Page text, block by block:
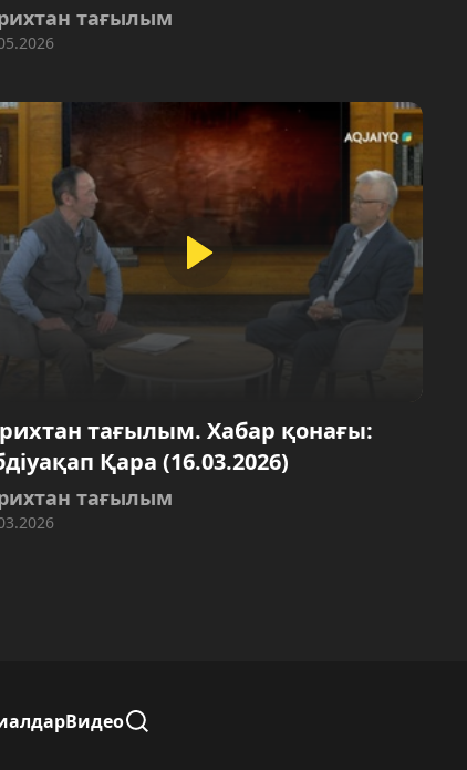
тағылым
тағылым. Хабар қонағы:
Қара (16.03.2026)
тағылым
Видео